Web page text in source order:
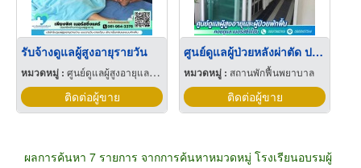
รับจ้างดูแลผู้สูงอายุรายวัน
หมวดหมู่ : ศูนย์ดูแลผู้สูงอายุและผู้ป่วยพักฟื้น
ติดต่อผู้ขาย
ศูนย์ดูแลผู้ป่วยหลังผ่าตัด ปากเกร็ด
หมวดหมู่ : สถานพักฟื้นพยาบาล
ติดต่อผู้ขาย
ผลการค้นหา 7 รายการ จากการค้นหาหมวดหมู่ โรงเรียนอบรมผู้